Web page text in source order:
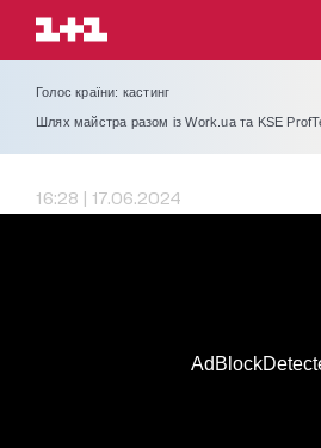
Голос країни: кастинг
Шлях майстра разом із Work.ua та KSE
16:28 | 17.06.2024